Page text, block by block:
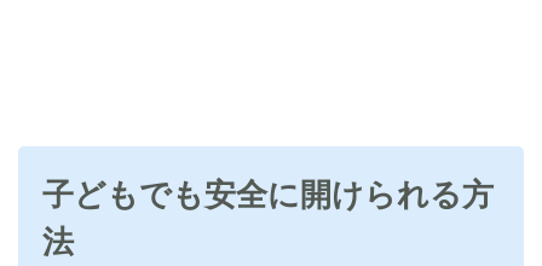
子どもでも安全に開けられる方
法